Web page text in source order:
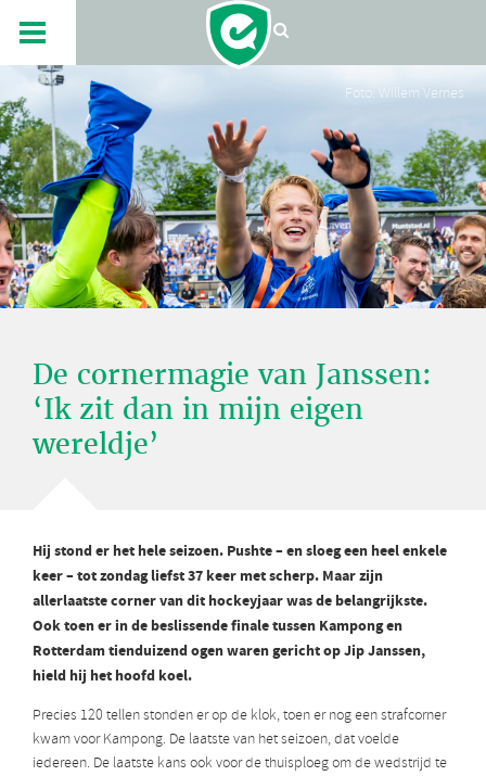
Foto: Willem Vernes
De cornermagie van Janssen:
‘Ik zit dan in mijn eigen
wereldje’
Hij stond er het hele seizoen. Pushte – en sloeg een heel enkele
keer – tot zondag liefst 37 keer met scherp. Maar zijn
allerlaatste corner van dit hockeyjaar was de belangrijkste.
Ook toen er in de beslissende finale tussen Kampong en
Rotterdam tienduizend ogen waren gericht op Jip Janssen,
hield hij het hoofd koel.
Precies 120 tellen stonden er op de klok, toen er nog een strafcorner
kwam voor Kampong. De laatste van het seizoen, dat voelde
iedereen. De laatste kans ook voor de thuisploeg om de wedstrijd te